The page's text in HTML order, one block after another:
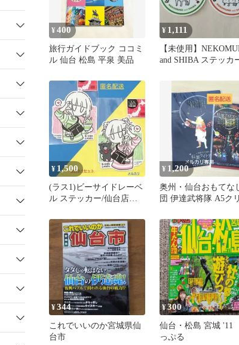
¥400
旅行ガイドブック ココミ
ル 仙台 松島 平泉 美品
¥ 1,111
【未使用】
and SHIBA ステッカ
¥ 1,500
(ラス1)ビーサイドレーベ
ル ステッカー/仙台店＆
ット
¥ 1,200
奥州・仙台おもてな
団 伊達武将隊 A5クリ
ット
¥344
これでいいのか宮城県仙
台市
¥300
仙台・松島 宮城 '11
っぷる